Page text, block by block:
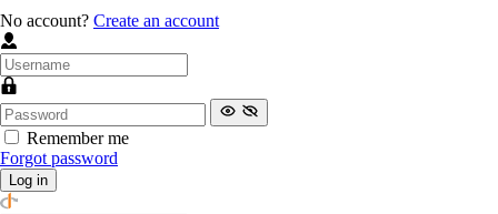
No account? Create an account
Remember me
Forgot password
Log in